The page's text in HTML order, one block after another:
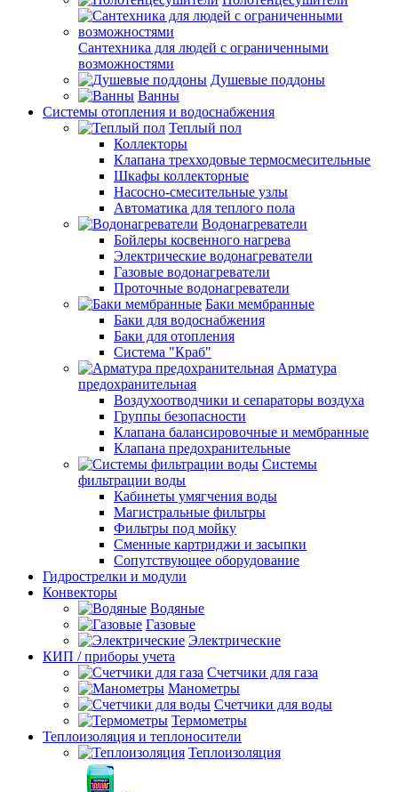
Сантехника для людей с ограниченными
возможностями
Душевые поддоны
Ванны
Системы отопления и водоснабжения
Теплый пол
Коллекторы
Клапана трехходовые термосмесительные
Шкафы коллекторные
Насосно-смесительные узлы
Автоматика для теплого пола
Водонагреватели
Бойлеры косвенного нагрева
Электрические водонагреватели
Газовые водонагреватели
Проточные водонагреватели
Баки мембранные
Баки для водоснабжения
Баки для отопления
Система "Краб"
Арматура
предохранительная
Воздухоотводчики и сепараторы воздуха
Группы безопасности
Клапана балансировочные и мембранные
Клапана предохранительные
Системы
фильтрации воды
Кабинеты умягчения воды
Магистральные фильтры
Фильтры под мойку
Сменные картриджи и засыпки
Сопутствующее оборудование
Гидрострелки и модули
Конвекторы
Водяные
Газовые
Электрические
КИП / приборы учета
Счетчики для газа
Манометры
Счетчики для воды
Термометры
Теплоизоляция и теплоносители
Теплоизоляция